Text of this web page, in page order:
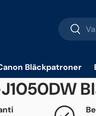
Sök
Sök
Bläckpatroner